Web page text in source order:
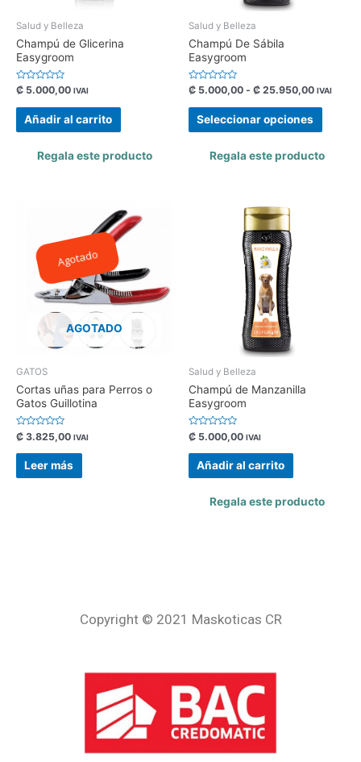
Salud y Belleza
Champú de Glicerina
Easygroom
Valorado
con
0
₡ 5.000,00 IVAI
Añadir al carrito
Regala este producto
Salud y Belleza
Champú De Sábila
Easygroom
Valorado
con
0
de
₡ 5.000,00 - ₡ 25.950,00 IVAI
Seleccionar opciones
Regala este producto
Agotado
AGOTADO
GATOS
Cortas uñas para Perros o
Gatos Guillotina
Valorado
con
0
de
₡ 3.825,00 IVAI
Leer más
Salud y Belleza
Champú de Manzanilla
Easygroom
Valorado
con
0
₡ 5.000,00 IVAI
Añadir al carrito
Regala este producto
Copyright © 2021 Maskoticas CR